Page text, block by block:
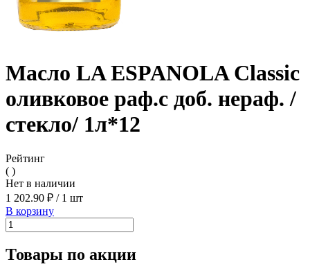
Масло LA ESPANOLA Classic
оливковое раф.с доб. нераф. /
стекло/ 1л*12
Рейтинг
( )
Нет в наличии
1 202.90 ₽ /1 шт
В корзину
Товары по акции